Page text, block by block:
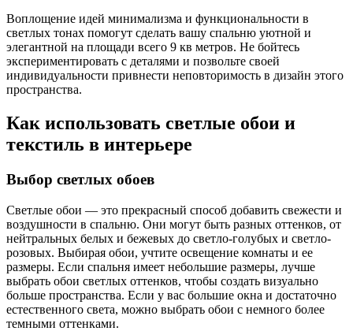
Воплощение идей минимализма и функциональности в
светлых тонах помогут сделать вашу спальню уютной и
элегантной на площади всего 9 кв метров. Не бойтесь
экспериментировать с деталями и позвольте своей
индивидуальности привнести неповторимость в дизайн этого
пространства.
Как использовать светлые обои и
текстиль в интерьере
Выбор светлых обоев
Светлые обои — это прекрасный способ добавить свежести и
воздушности в спальню. Они могут быть разных оттенков, от
нейтральных белых и бежевых до светло-голубых и светло-
розовых. Выбирая обои, учтите освещение комнаты и ее
размеры. Если спальня имеет небольшие размеры, лучше
выбрать обои светлых оттенков, чтобы создать визуально
больше пространства. Если у вас большие окна и достаточно
естественного света, можно выбрать обои с немного более
темными оттенками.